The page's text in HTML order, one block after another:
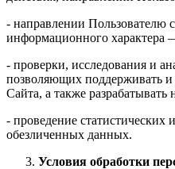
- направлении Пользователю
информационного характера
- проверки, исследования и
позволяющих поддерживать
Сайта, а также
- проведение
обезличенных данных.
Условия обработки